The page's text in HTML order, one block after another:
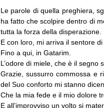
Le parole di quella preghiera,
ha fatto che scolpire dentro di
tutta la forza della disperazione.
E con loro, mi arriva il sentore
Fino a qui, in Gatarim.
L’odore di miele, che è il segno
Grazie, sussurro commossa e
del Suo conforto mi stanno
Che la mia fede e il mio dolore
E all’improvviso un volto si